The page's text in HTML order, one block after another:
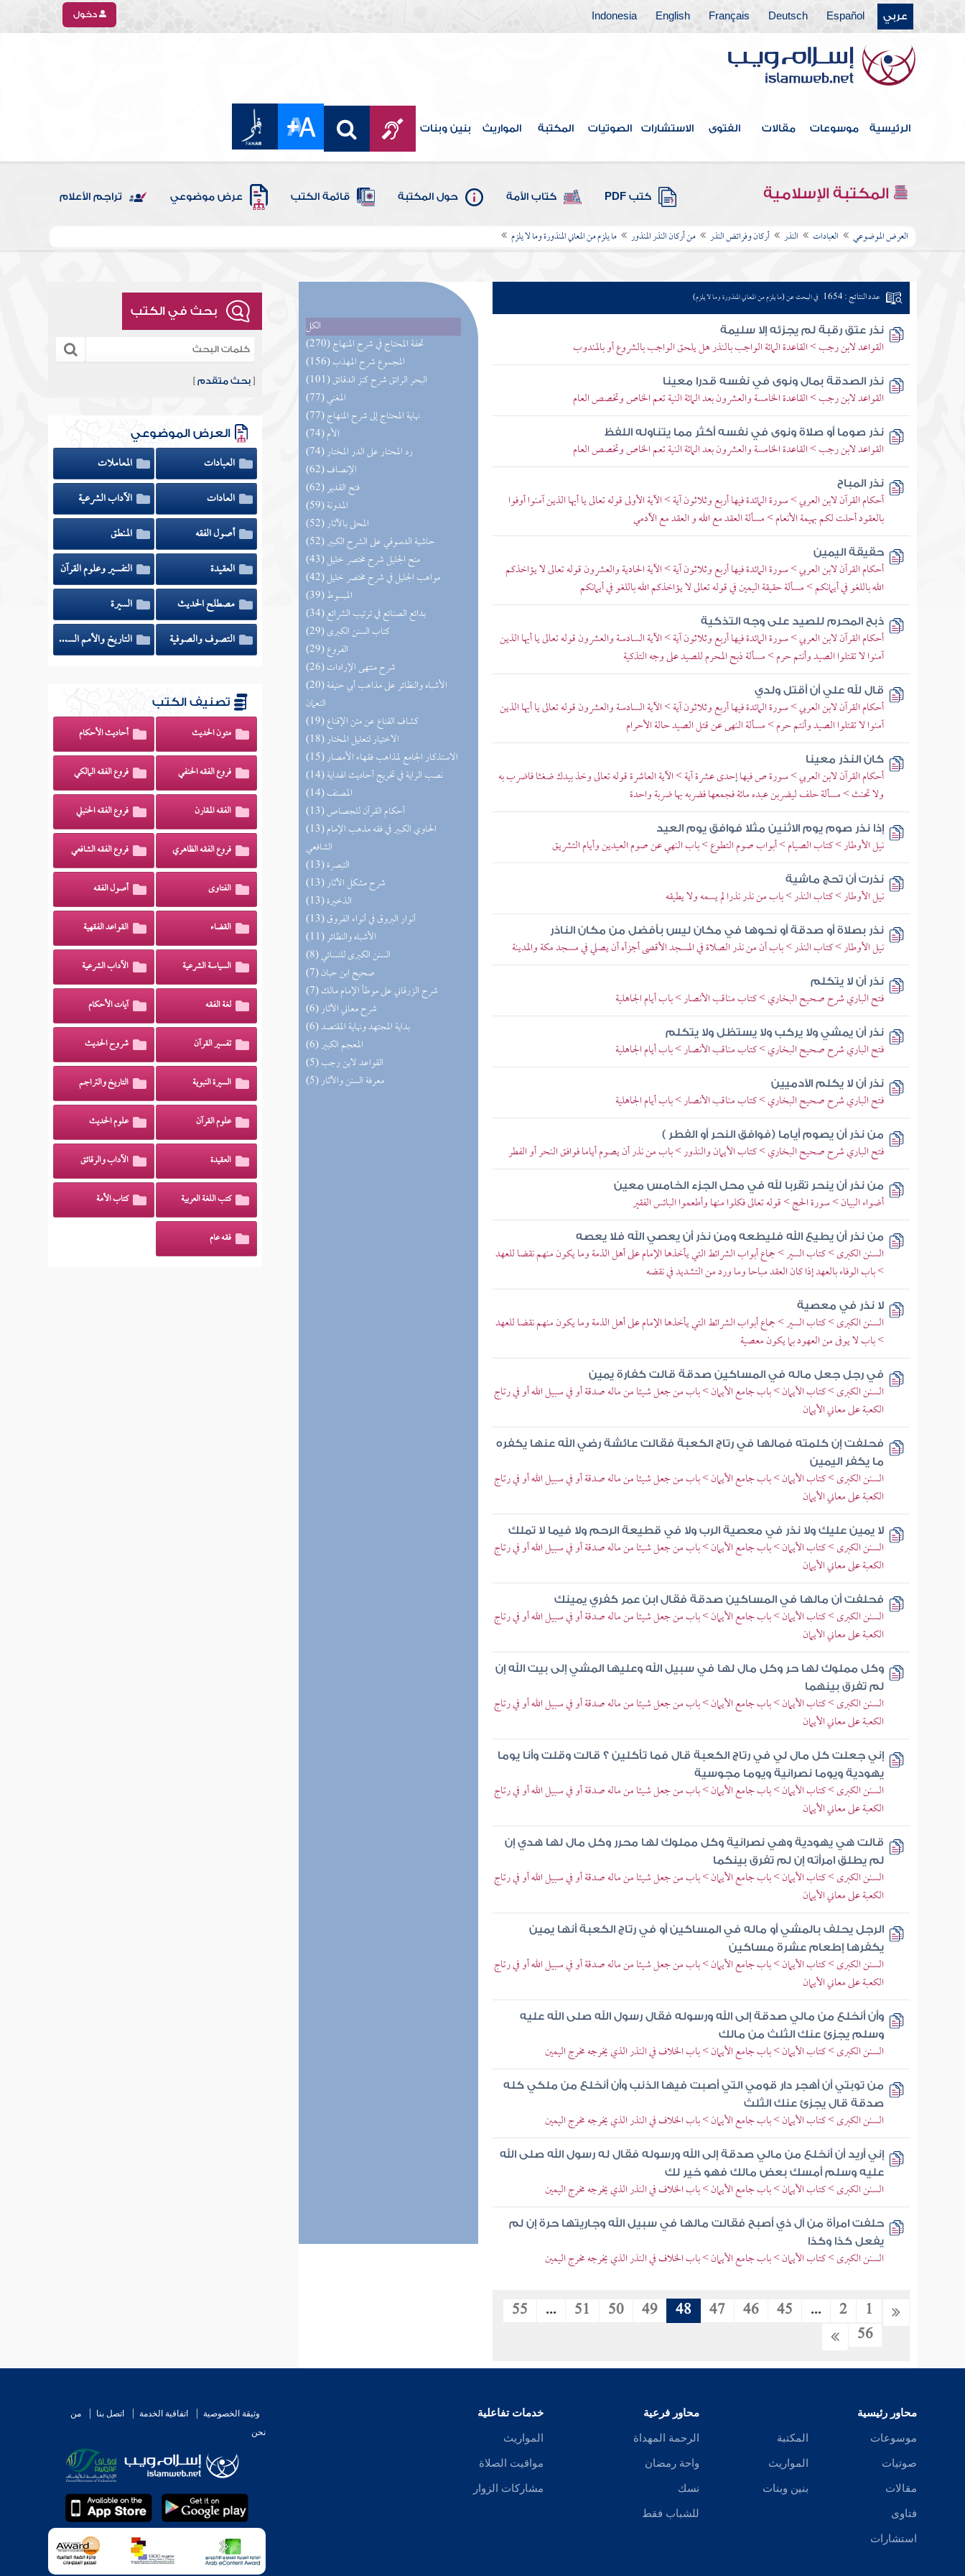
عربي Español
Deutsch
Français
English
Indonesia دخول
الرئيسية موسوعات مقالات الفتوى الاستشارات الصوتيات المكتبة المواريث بنين وبنات
المكتبة الإسلامية كتب PDF كتاب الأمة حول المكتبة قائمة الكتب عرض موضوعي تراجم الأعلام
العرض الموضوعي العبادات النذر أركان وفرائض النذر من أركان النذر المنذور ما يلزم من المعاني المنذورة وما لا يلزم
الكل
(270) تحفة المحتاج في شرح المنهاج
(156) المجموع شرح المهذب
(101) البحر الرائق شرح كنز الدقائق
(77) المغني
(77) نهاية المحتاج إلى شرح المنهاج
(74) الأم
(74) رد المحتار على الدر المختار
(62) الإنصاف
(62) فتح القدير
(59) المدونة
(52) المحلى بالآثار
(52) حاشية الدسوقي على الشرح الكبير
(43) منح الجليل شرح مختصر خليل
(42) مواهب الجليل في شرح مختصر خليل
(39) المبسوط
(34) بدائع الصنائع في ترتيب الشرائع
(29) كتاب السنن الكبرى
(29) الفروع
(26) شرح منتهى الإرادات
(20) الأشباه والنظائر على مذاهب أبي حنيفة
النعمان
(19) كشاف القناع عن متن الإقناع
(18) الاختيار لتعليل المختار
(15) الاستذكار الجامع لمذاهب فقهاء الأمصار
(14) نصب الراية في تخريج أحاديث الهداية
(14) المصنف
(13) أحكام القرآن للجصاص
(13) الحاوي الكبير في فقه مذهب الإمام
الشافعي
(13) التبصرة
(13) شرح مشكل الآثار
(13) الذخيرة
(13) أنوار البروق في أنواء الفروق
(11) الأشباه والنظائر
(8) السنن الكبرى للنسائي
(7) صحيح ابن حبان
(7) شرح الزرقاني على موطأ الإمام مالك
(6) شرح معاني الآثار
(6) بداية المجتهد ونهاية المقتصد
(6) المعجم الكبير
(5) القواعد لابن رجب
(5) معرفة السنن والآثار
عدد النتائج : 1654 في البحث عن (ما يلزم من المعاني المنذورة وما لا يلزم)
نذر عتق رقبة لم يجزئه إلا سليمة
القواعد لابن رجب > القاعدة المائة الواجب بالنذر هل يلحق الواجب بالشروع أو بالمندوب
نذر الصدقة بمال ونوى في نفسه قدرا معينا
القواعد لابن رجب > القاعدة الخامسة والعشرون بعد المائة النية تعم الخاص وتخصص العام
نذر صوما أو صلاة ونوى في نفسه أكثر مما يتناوله اللفظ
القواعد لابن رجب > القاعدة الخامسة والعشرون بعد المائة النية تعم الخاص وتخصص العام
نذر المباح
أحكام القرآن لابن العربي > سورة المائدة فيها أربع وثلاثون آية > الآية الأولى قوله تعالى يا أيها الذين آمنوا أوفوا
بالعقود أحلت لكم بهيمة الأنعام > مسألة العقد مع الله و العقد مع الآدمي
حقيقة اليمين
أحكام القرآن لابن العربي > سورة المائدة فيها أربع وثلاثون آية > الآية الحادية والعشرون قوله تعالى لا يؤاخذكم
الله باللغو في أيمانكم > مسألة حقيقة اليمين في قوله تعالى لا يؤاخذكم الله باللغو في أيمانكم
ذبح المحرم للصيد على وجه التذكية
أحكام القرآن لابن العربي > سورة المائدة فيها أربع وثلاثون آية > الآية السادسة والعشرون قوله تعالى يا أيها الذين
آمنوا لا تقتلوا الصيد وأنتم حرم > مسألة ذبح المحرم للصيد على وجه التذكية
قال لله علي أن أقتل ولدي
أحكام القرآن لابن العربي > سورة المائدة فيها أربع وثلاثون آية > الآية السادسة والعشرون قوله تعالى يا أيها الذين
آمنوا لا تقتلوا الصيد وأنتم حرم > مسألة النهى عن قتل الصيد حالة الأحرام
كان النذر معينا
أحكام القرآن لابن العربي > سورة ص فيها إحدى عشرة آية > الآية العاشرة قوله تعالى وخذ بيدك ضغثا فاضرب به
ولا تحنث > مسألة حلف ليضربن عبده مائة فجمعها فضربه بها ضربة واحدة
إذا نذر صوم يوم الاثنين مثلا فوافق يوم العيد
نيل الأوطار > كتاب الصيام > أبواب صوم التطوع > باب النهي عن صوم العيدين وأيام التشريق
نذرت أن تحج ماشية
نيل الأوطار > كتاب النذر > باب من نذر نذرا لم يسمه ولا يطيقه
نذر بصلاة أو صدقة أو نحوها في مكان ليس بأفضل من مكان الناذر
نيل الأوطار > كتاب النذر > باب أن من نذر الصلاة في المسجد الأقصى أجزأه أن يصلي في مسجد مكة والمدينة
نذر أن لا يتكلم
فتح الباري شرح صحيح البخاري > كتاب مناقب الأنصار > باب أيام الجاهلية
نذر أن يمشي ولا يركب ولا يستظل ولا يتكلم
فتح الباري شرح صحيح البخاري > كتاب مناقب الأنصار > باب أيام الجاهلية
نذر أن لا يكلم الآدميين
فتح الباري شرح صحيح البخاري > كتاب مناقب الأنصار > باب أيام الجاهلية
من نذر أن يصوم أياما (فوافق النحر أو الفطر )
فتح الباري شرح صحيح البخاري > كتاب الأيمان والنذور > باب من نذر أن يصوم أياما فوافق النحر أو الفطر
من نذر أن ينحر تقربا لله في محل الجزء الخامس معين
أضواء البيان > سورة الحج > قوله تعالى فكلوا منها وأطعموا البائس الفقير
من نذر أن يطيع الله فليطعه ومن نذر أن يعصي الله فلا يعصه
السنن الكبرى > كتاب السير > جماع أبواب الشرائط التي يأخذها الإمام على أهل الذمة وما يكون منهم نقضا للعهد
> باب الوفاء بالعهد إذا كان العقد مباحا وما ورد من التشديد في نقضه
لا نذر في معصية
السنن الكبرى > كتاب السير > جماع أبواب الشرائط التي يأخذها الإمام على أهل الذمة وما يكون منهم نقضا للعهد
> باب لا يوفى من العهود بما يكون معصية
في رجل جعل ماله في المساكين صدقة قالت كفارة يمين
السنن الكبرى > كتاب الأيمان > باب جامع الأيمان > باب من جعل شيئا من ماله صدقة أو في سبيل الله أو في رتاج
الكعبة على معاني الأيمان
فحلفت إن كلمته فمالها في رتاج الكعبة فقالت عائشة رضي الله عنها يكفره
ما يكفر اليمين
السنن الكبرى > كتاب الأيمان > باب جامع الأيمان > باب من جعل شيئا من ماله صدقة أو في سبيل الله أو في رتاج
الكعبة على معاني الأيمان
لا يمين عليك ولا نذر في معصية الرب ولا في قطيعة الرحم ولا فيما لا تملك
السنن الكبرى > كتاب الأيمان > باب جامع الأيمان > باب من جعل شيئا من ماله صدقة أو في سبيل الله أو في رتاج
الكعبة على معاني الأيمان
فحلفت أن مالها في المساكين صدقة فقال ابن عمر كفري يمينك
السنن الكبرى > كتاب الأيمان > باب جامع الأيمان > باب من جعل شيئا من ماله صدقة أو في سبيل الله أو في رتاج
الكعبة على معاني الأيمان
وكل مملوك لها حر وكل مال لها في سبيل الله وعليها المشي إلى بيت الله إن
لم تفرق بينهما
السنن الكبرى > كتاب الأيمان > باب جامع الأيمان > باب من جعل شيئا من ماله صدقة أو في سبيل الله أو في رتاج
الكعبة على معاني الأيمان
إني جعلت كل مال لي في رتاج الكعبة قال فما تأكلين ؟ قالت وقلت وأنا يوما
يهودية ويوما نصرانية ويوما مجوسية
السنن الكبرى > كتاب الأيمان > باب جامع الأيمان > باب من جعل شيئا من ماله صدقة أو في سبيل الله أو في رتاج
الكعبة على معاني الأيمان
قالت هي يهودية وهي نصرانية وكل مملوك لها محرر وكل مال لها هدي إن
لم يطلق امرأته إن لم تفرق بينكما
السنن الكبرى > كتاب الأيمان > باب جامع الأيمان > باب من جعل شيئا من ماله صدقة أو في سبيل الله أو في رتاج
الكعبة على معاني الأيمان
الرجل يحلف بالمشي أو ماله في المساكين أو في رتاج الكعبة أنها يمين
يكفرها إطعام عشرة مساكين
السنن الكبرى > كتاب الأيمان > باب جامع الأيمان > باب من جعل شيئا من ماله صدقة أو في سبيل الله أو في رتاج
الكعبة على معاني الأيمان
وأن أنخلع من مالي صدقة إلى الله ورسوله فقال رسول الله صلى الله عليه
وسلم يجزئ عنك الثلث من مالك
السنن الكبرى > كتاب الأيمان > باب جامع الأيمان > باب الخلاف في النذر الذي يخرجه مخرج اليمين
من توبتي أن أهجر دار قومي التي أصبت فيها الذنب وأن أنخلع من ملكي كله
صدقة قال يجزئ عنك الثلث
السنن الكبرى > كتاب الأيمان > باب جامع الأيمان > باب الخلاف في النذر الذي يخرجه مخرج اليمين
إني أريد أن أنخلع من مالي صدقة إلى الله ورسوله فقال له رسول الله صلى الله
عليه وسلم أمسك بعض مالك فهو خير لك
السنن الكبرى > كتاب الأيمان > باب جامع الأيمان > باب الخلاف في النذر الذي يخرجه مخرج اليمين
حلفت امرأة من آل ذي أصبح فقالت مالها في سبيل الله وجاريتها حرة إن لم
يفعل كذا وكذا
السنن الكبرى > كتاب الأيمان > باب جامع الأيمان > باب الخلاف في النذر الذي يخرجه مخرج اليمين
1
2
...
45
46
47
48
49
50
51
...
55
56
بحث في الكتب
[بحث متقدم ]
العرض الموضوعي
العبادات
المعاملات
العادات
الآداب الشرعية
أصول الفقه
المنطق
العقيدة
التفسير وعلوم القرآن
مصطلح الحديث
السيرة
التصوف والصوفية
التاريخ والأمم السابقة
تصنيف الكتب
متون الحديث أحاديث الأحكام
فروع الفقه الحنفي فروع الفقه المالكي
الفقه المقارن فروع الفقه الحنبلي
فروع الفقه الظاهري فروع الفقه الشافعي
الفتاوى أصول الفقه
القضاء القواعد الفقهية
السياسة الشرعية الآداب الشرعية
لغة الفقه آيات الأحكام
تفسير القرآن شروح الحديث
السيرة النبوية التاريخ والتراجم
علوم القرآن علوم الحديث
العقيدة الآداب والرقائق
كتب اللغة العربية كتاب الأمة
فقه عام
محاور رئيسية
موسوعات
صوتيات
مقالات
فتاوى
استشارات
المكتبة
المواريث
بنين وبنات
محاور فرعية
الرحمة المهداة
واحة رمضان
نسك
للشباب فقط
خدمات تفاعلية
المواريث
مواقيت الصلاة
مشاركات الزوار
وثيقة الخصوصية اتفاقية الخدمة اتصل بنا
من
نحن